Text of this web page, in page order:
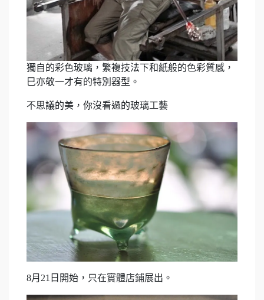
獨自的彩色玻璃，繁複技法下和紙般的色彩質感，
巳亦敬一才有的特別器型。
不思議的美，你沒看過的玻璃工藝
8月21日開始，只在實體店鋪展出。